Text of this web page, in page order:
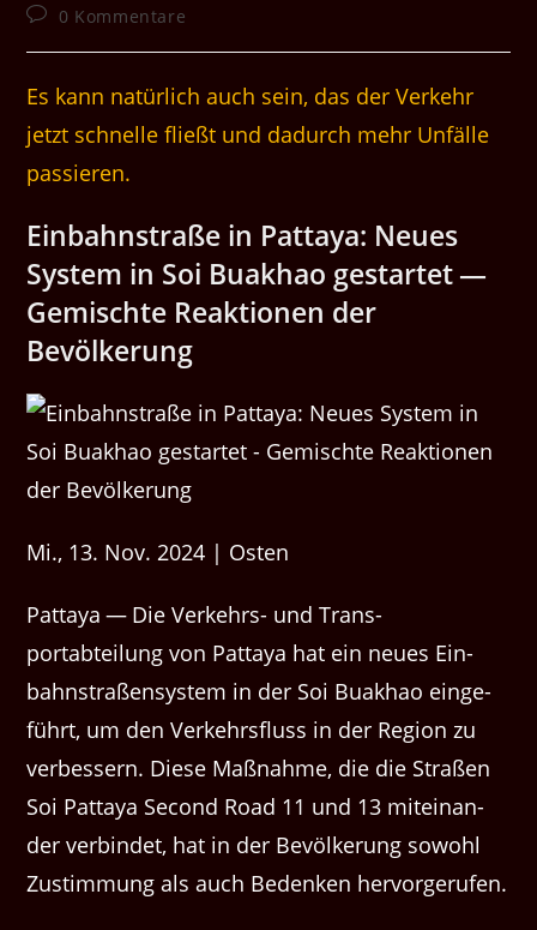
Beitrags-
0 Kommentare
Es kann natürlich auch sein, das der Verkehr
jetzt schnelle fließt und dadurch mehr Unfälle
passieren.
Ein­bahn­straße in Pat­taya: Neues
Sys­tem in Soi Buakhao ges­tartet —
Gemis­chte Reak­tio­nen der
Bevölkerung
Mi., 13. Nov. 2024 | Osten
Pat­taya — Die Verkehrs- und Trans­
portabteilung von Pat­taya hat ein neues Ein­
bahn­straßen­sys­tem in der Soi Buakhao einge­
führt, um den Verkehrs­fluss in der Region zu
verbessern. Diese Maß­nahme, die die Straßen
Soi Pat­taya Sec­ond Road 11 und 13 miteinan­
der verbindet, hat in der Bevölkerung sowohl
Zus­tim­mung als auch Bedenken hervorgerufen.